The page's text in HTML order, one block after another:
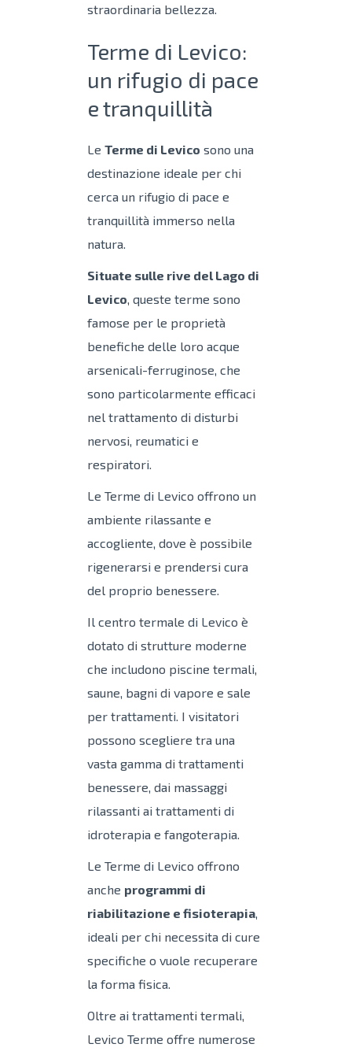
straordinaria bellezza.
Terme di Levico:
un rifugio di pace
e tranquillità
Le Terme di Levico sono una
destinazione ideale per chi
cerca un rifugio di pace e
tranquillità immerso nella
natura.
Situate sulle rive del Lago di
Levico, queste terme sono
famose per le proprietà
benefiche delle loro acque
arsenicali-ferruginose, che
sono particolarmente efficaci
nel trattamento di disturbi
nervosi, reumatici e
respiratori.
Le Terme di Levico offrono un
ambiente rilassante e
accogliente, dove è possibile
rigenerarsi e prendersi cura
del proprio benessere.
Il centro termale di Levico è
dotato di strutture moderne
che includono piscine termali,
saune, bagni di vapore e sale
per trattamenti. I visitatori
possono scegliere tra una
vasta gamma di trattamenti
benessere, dai massaggi
rilassanti ai trattamenti di
idroterapia e fangoterapia.
Le Terme di Levico offrono
anche programmi di
riabilitazione e fisioterapia,
ideali per chi necessita di cure
specifiche o vuole recuperare
la forma fisica.
Oltre ai trattamenti termali,
Levico Terme offre numerose